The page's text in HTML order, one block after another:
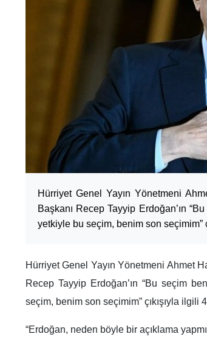
Hürriyet Genel Yayın Yönetmeni
Başkanı Recep Tayyip Erdoğan’ın
yetkiyle bu seçim, benim son seçimim”
Hürriyet Genel Yayın Yönetmeni Ahmet
Recep Tayyip Erdoğan’ın “Bu seçim
seçim, benim son seçimim” çıkışıyla ilgili
“Erdoğan, neden böyle bir açıklama